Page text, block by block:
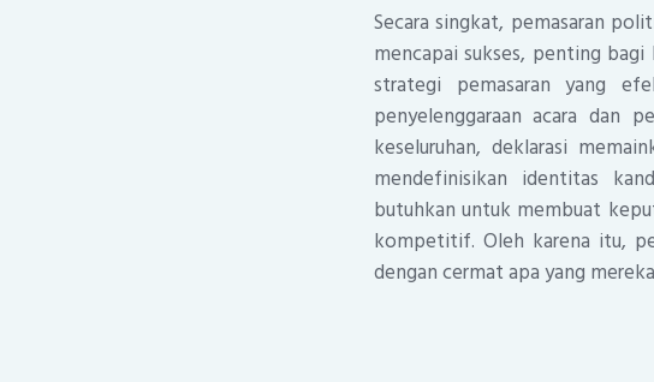
Secara singkat, pemasaran
mencapai sukses, penting
strategi pemasaran yang
penyelenggaraan acara dan
keseluruhan, deklarasi
mendefinisikan identitas
butuhkan untuk membuat
kompetitif. Oleh karena itu,
dengan cermat apa yang